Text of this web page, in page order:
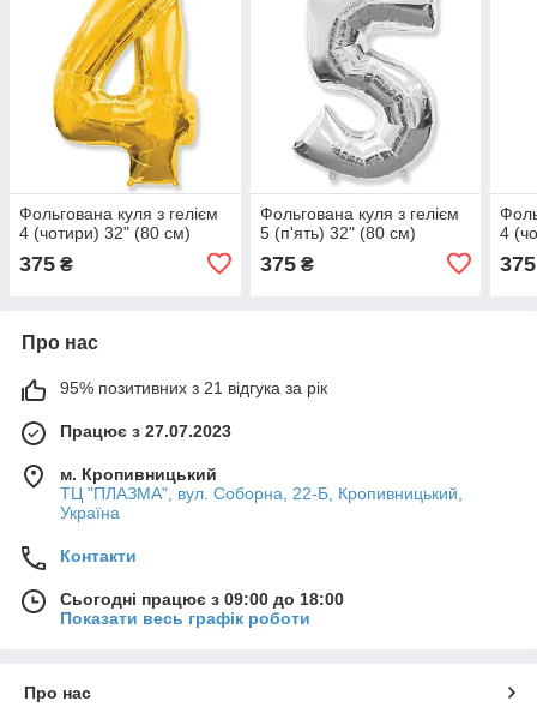
Фольгована куля з гелієм
4 (чотири) 32" (80 см)
375 ₴
Фольгована куля з гелієм
5 (п'ять) 32" (80 см)
375₴
4
375
Про нас
95% позитивних з 21 відгука за рік
Працює з 27.07.2023
м. Кропивницький
ТЦ "ПЛАЗМА", вул. Соборна, 22-Б, Кропивницький,
Україна
Контакти
Сьогодні працює з 09:00 до 18:00
Показати весь графік роботи
Про нас